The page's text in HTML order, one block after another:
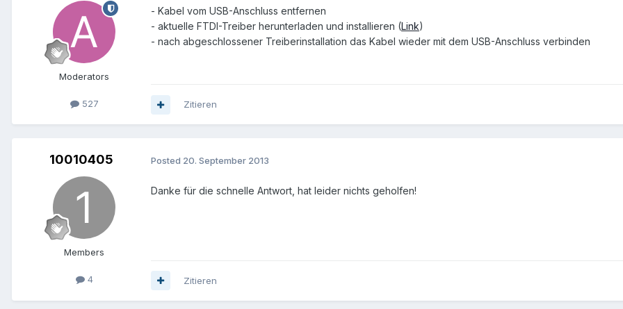
Moderators
527
- Kabel vom USB-Anschluss entfernen
- aktuelle FTDI-Treiber herunterladen und installieren (Link)
- nach abgeschlossener Treiberinstallation das Kabel wieder mit dem USB-Anschluss verbinden
Zitieren
10010405
Members
4
Posted 20. September 2013
Danke für die schnelle Antwort, hat leider nichts geholfen!
Zitieren